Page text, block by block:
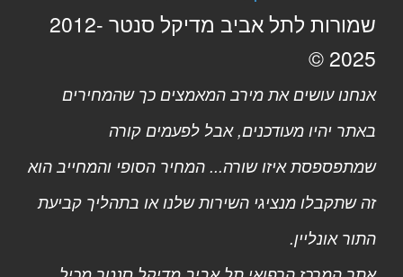
שמורות לתל אביב מדיקל סנטר 2012-
2025 ©
אנחנו עושים את מירב המאמצים כך שהמחירים
באתר יהיו מעודכנים, אבל לפעמים קורה
שמתפספסת איזו שורה... המחיר הסופי והמחייב הוא
זה שתקבלו מנציגי השירות שלנו או בתהליך קביעת
התור אונליין.